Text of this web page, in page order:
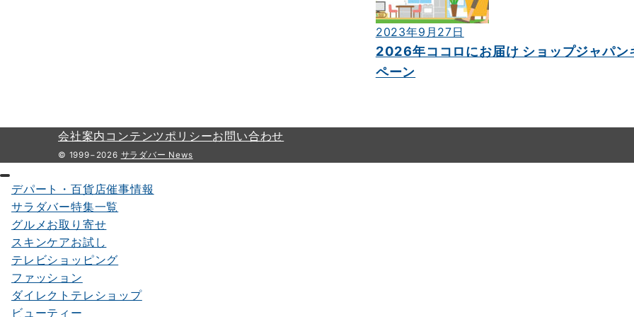
2023年9月27日
2026年ココロにお届け ショップジャパン
ペーン
会社案内 コンテンツポリシーお問い合わせ
© 1999−2026 サラダバー News
デパート・百貨店催事情報
サラダバー特集一覧
グルメお取り寄せ
スキンケアお試し
テレビショッピング
ファッション
ダイレクトテレショップ
ビューティー